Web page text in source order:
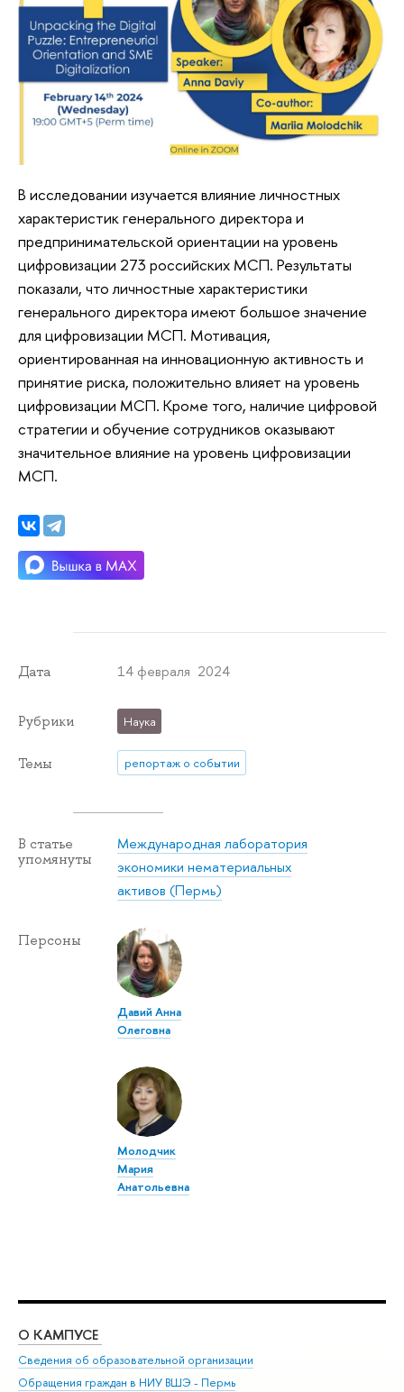
В исследовании изучается влияние личностных
характеристик генерального директора и
предпринимательской ориентации на уровень
цифровизации 273 российских МСП. Результаты
показали, что личностные характеристики
генерального директора имеют большое значение
для цифровизации МСП. Мотивация,
ориентированная на инновационную активность и
принятие риска, положительно влияет на уровень
цифровизации МСП. Кроме того, наличие цифровой
стратегии и обучение сотрудников оказывают
значительное влияние на уровень цифровизации
МСП.
Дата 14 февраля 2024
Рубрики Наука
Темы репортаж о событии
В статье
упомянуты
Международная лаборатория
экономики нематериальных
активов (Пермь)
Персоны
Давий Анна
Олеговна
Молодчик
Мария
Анатольевна
О КАМПУСЕ
Сведения об образовательной организации
Обращения граждан в НИУ ВШЭ - Пермь